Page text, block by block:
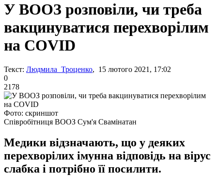
У ВООЗ розповіли, чи треба
вакцинуватися перехворілим
на COVID
Текст: Людмила Троценко, 15 лютого 2021, 17:02
0
2178
Фото: скриншот
Співробітниця ВООЗ Сум'я Свамінатан
Медики відзначають, що у деяких
перехворілих імунна відповідь на вірус
слабка і потрібно її посилити.